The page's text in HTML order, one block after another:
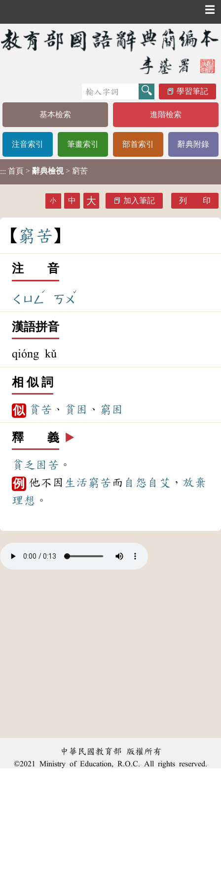
☰
學習筆記
基本檢索 進階檢索
注音索引 筆畫索引 部首索引 辭典附錄
::: 首頁 > 辭典檢視 > 窮苦
小 中 大 加入筆記 列 印
窮 苦
注 音
ㄑㄩㄥ
ˊ
ㄎㄨ
ˇ
漢語拼音
qióng kǔ
相 似 詞
似 貧苦 、 貧困 、 窮困
釋 義 ▶️
貧乏 困苦 。
例 他不因 生活 窮苦 而 自怨自艾 ， 放棄
理想 。
中華民國教育部 版權所有
©2021 Ministry of Education, R.O.C. All rights reserved.